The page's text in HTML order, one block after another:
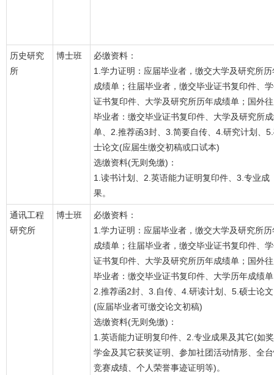
历史研究
所
博士班
必缴资料：
1.学力证明：应届毕业者，缴交大学及研究所历
成绩单；往届毕业者，缴交毕业证书复印件、
证书复印件、大学及研究所历年成绩单；国外
毕业者：缴交毕业证书复印件、大学及研究所
单、2.推荐函3封、3.简要自传、4.研究计划、
士论文(应届生缴交初稿或口试本)
选缴资料(无则免缴)：
1.读书计划、2.英语能力证明复印件、3.专业成
果。
通讯工程
研究所
博士班
必缴资料：
1.学力证明：应届毕业者，缴交大学及研究所历
成绩单；往届毕业者，缴交毕业证书复印件、
证书复印件、大学及研究所历年成绩单；国外
毕业者：缴交毕业证书复印件、大学历年成绩
2.推荐函2封、3.自传、4.研读计划、5.硕士论文
(应届毕业者可缴交论文初稿)
选缴资料(无则免缴)：
1.英语能力证明复印件、2.专业成果及其它(如奖
学金及其它获奖证明、参加社团活动情形、全
竞赛成绩、个人荣誉事迹证明等)。